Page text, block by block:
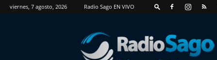
viernes, 7 agosto, 2026 Radio Sago EN VIVO
RadioSago